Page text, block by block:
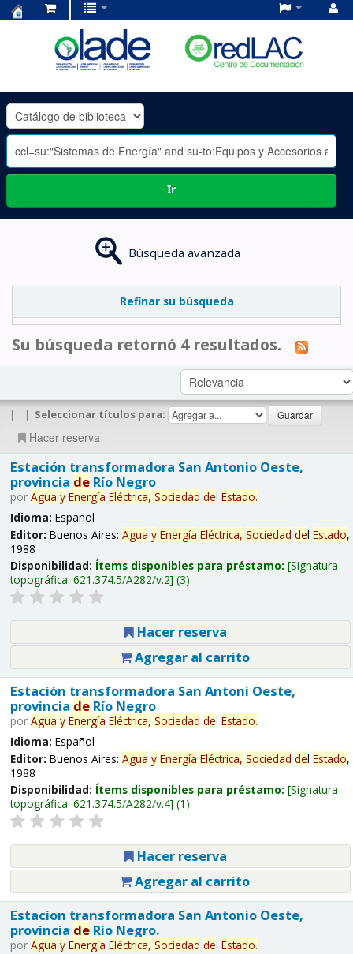
OLADE
-
Ir
Búsqueda avanzada
Refinar su búsqueda
Su búsqueda retornó 4 resultados.
| | Seleccionar títulos para:
Hacer reserva
Estación transformadora San Antonio Oeste,
provincia deRío Negro
por Agua y Energía Eléctrica, Sociedad del Estado.
Idioma: Español
Editor: Buenos Aires: Agua y Energía Eléctrica, Sociedad del Estado,
1988
Disponibilidad: Ítems disponibles para préstamo: Signatura
topográfica: 621.374.5/A282/v.2 (3).
Hacer reserva
Agregar al carrito
Estación transformadora San Antoni Oeste,
provincia deRío Negro
por Agua y Energía Eléctrica, Sociedad del Estado.
Idioma: Español
Editor: Buenos Aires: Agua y Energía Eléctrica, Sociedad del Estado,
1988
Disponibilidad: Ítems disponibles para préstamo: Signatura
topográfica: 621.374.5/A282/v.4 (1).
Hacer reserva
Agregar al carrito
Estacion transformadora San Antonio Oeste,
provincia deRío Negro.
por Agua y Energía Eléctrica, Sociedad del Estado.